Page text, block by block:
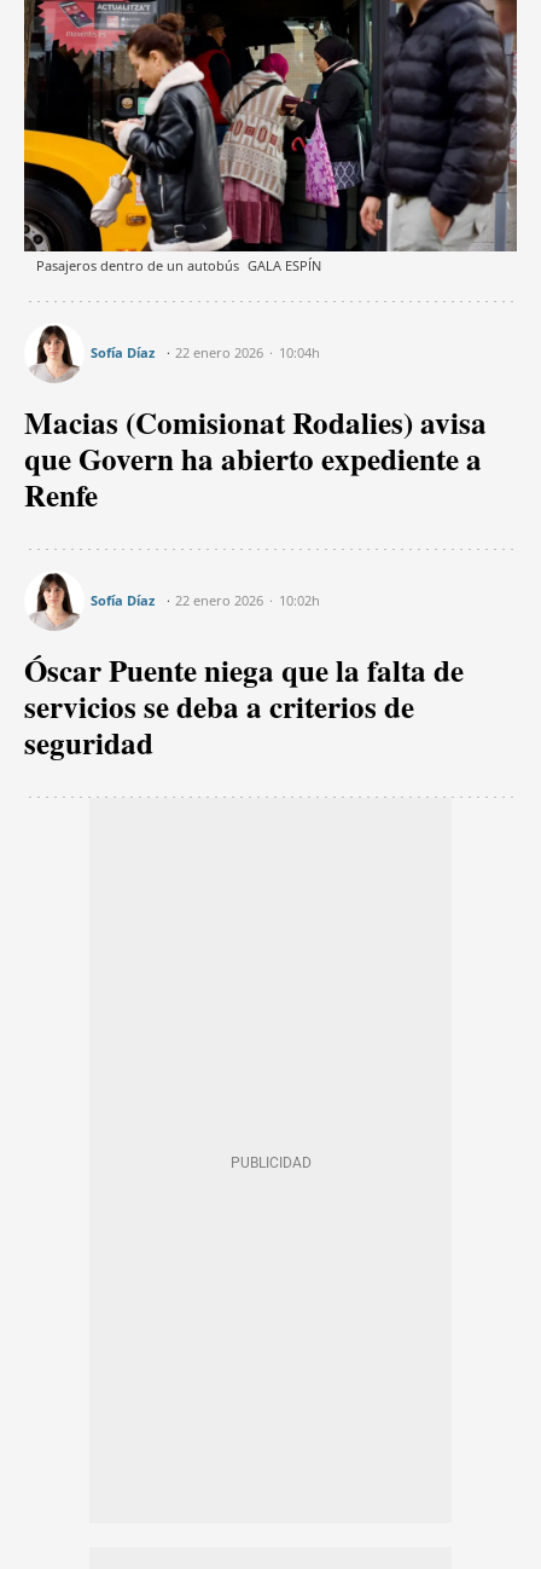
Pasajeros dentro de un autobús GALA ESPÍN
Sofía Díaz 22 enero 2026 10:04h
Macias (Comisionat Rodalies) avisa
que Govern ha abierto expediente a
Renfe
Sofía Díaz 22 enero 2026 10:02h
Óscar Puente niega que la falta de
servicios se deba a criterios de
seguridad